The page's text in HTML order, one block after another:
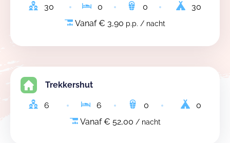
30 0 0
30
Vanaf € 3,90 p.p. / nacht
Trekkershut
6 6 0
0
Vanaf € 52,00 / nacht